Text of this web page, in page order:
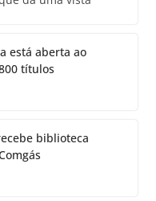
está aberta ao
títulos
biblioteca